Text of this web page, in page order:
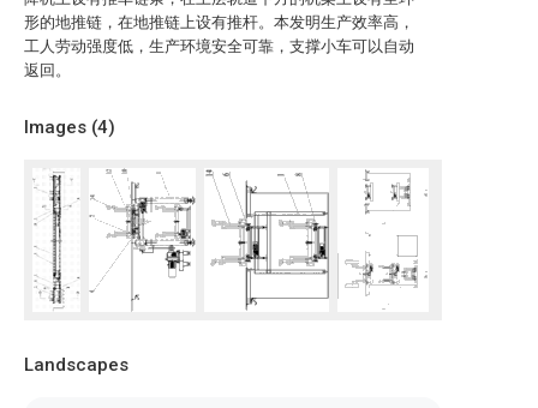
形的地推链，在地推链上设有推杆。本发明生产效率高，
工人劳动强度低，生产环境安全可靠，支撑小车可以自动
返回。
Images (4)
Landscapes